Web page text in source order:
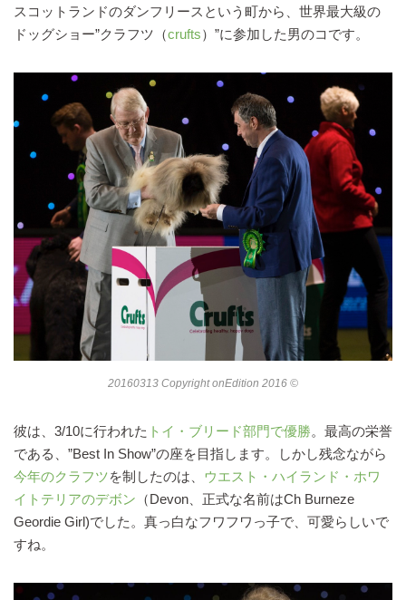
スコットランドのダンフリースという町から、世界最大級の
ドッグショー”クラフツ（crufts）”に参加した男のコです。
20160313 Copyright onEdition 2016 ©
彼は、3/10に行われた トイ・ブリード部門で優勝。最高の栄誉
である、”Best In Show”の座を目指します。しかし残念ながら
今年のクラフツを制したのは、 ウエスト・ハイランド・ホワ
イトテリアのデボン （Devon、正式な名前はCh Burneze
Geordie Girl)でした。真っ白なフワフワっ子で、可愛らしいで
すね。